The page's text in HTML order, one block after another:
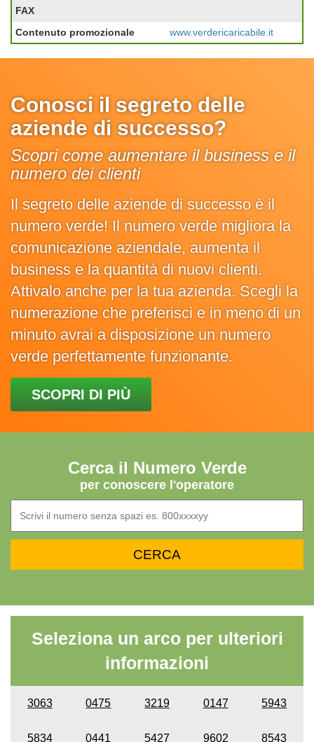
FAX
Contenuto promozionale
www.verdericaricabile.it
Conosci il segreto delle
aziende di successo?
Scopri come aumentare il business e il
numero dei clienti
Il segreto delle aziende di successo è il
numero verde! Il numero verde migliora la
comunicazione aziendale, aumenta il
business e la quantità di nuovi clienti.
Attivalo anche per la tua azienda. Scegli la
numerazione che preferisci e in meno di un
minuto avrai a disposizione un numero
verde perfettamente funzionante.
SCOPRI DI PIÙ
Cerca il Numero Verde
per conoscere l'operatore
Seleziona un arco per ulteriori
informazioni
3063 0475 3219 0147 5943
5834 0441 5427 9602 8543